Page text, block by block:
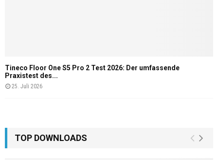
Tineco Floor One S5 Pro 2 Test 2026: Der umfassende
Praxistest des...
25. Juli 2026
TOP DOWNLOADS